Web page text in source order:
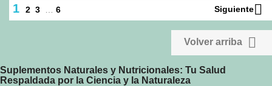
1 2 3 6 Siguiente
Volver arriba 
Suplementos Naturales y Nutricionales: Tu Salud
Respaldada por la Ciencia y la Naturaleza